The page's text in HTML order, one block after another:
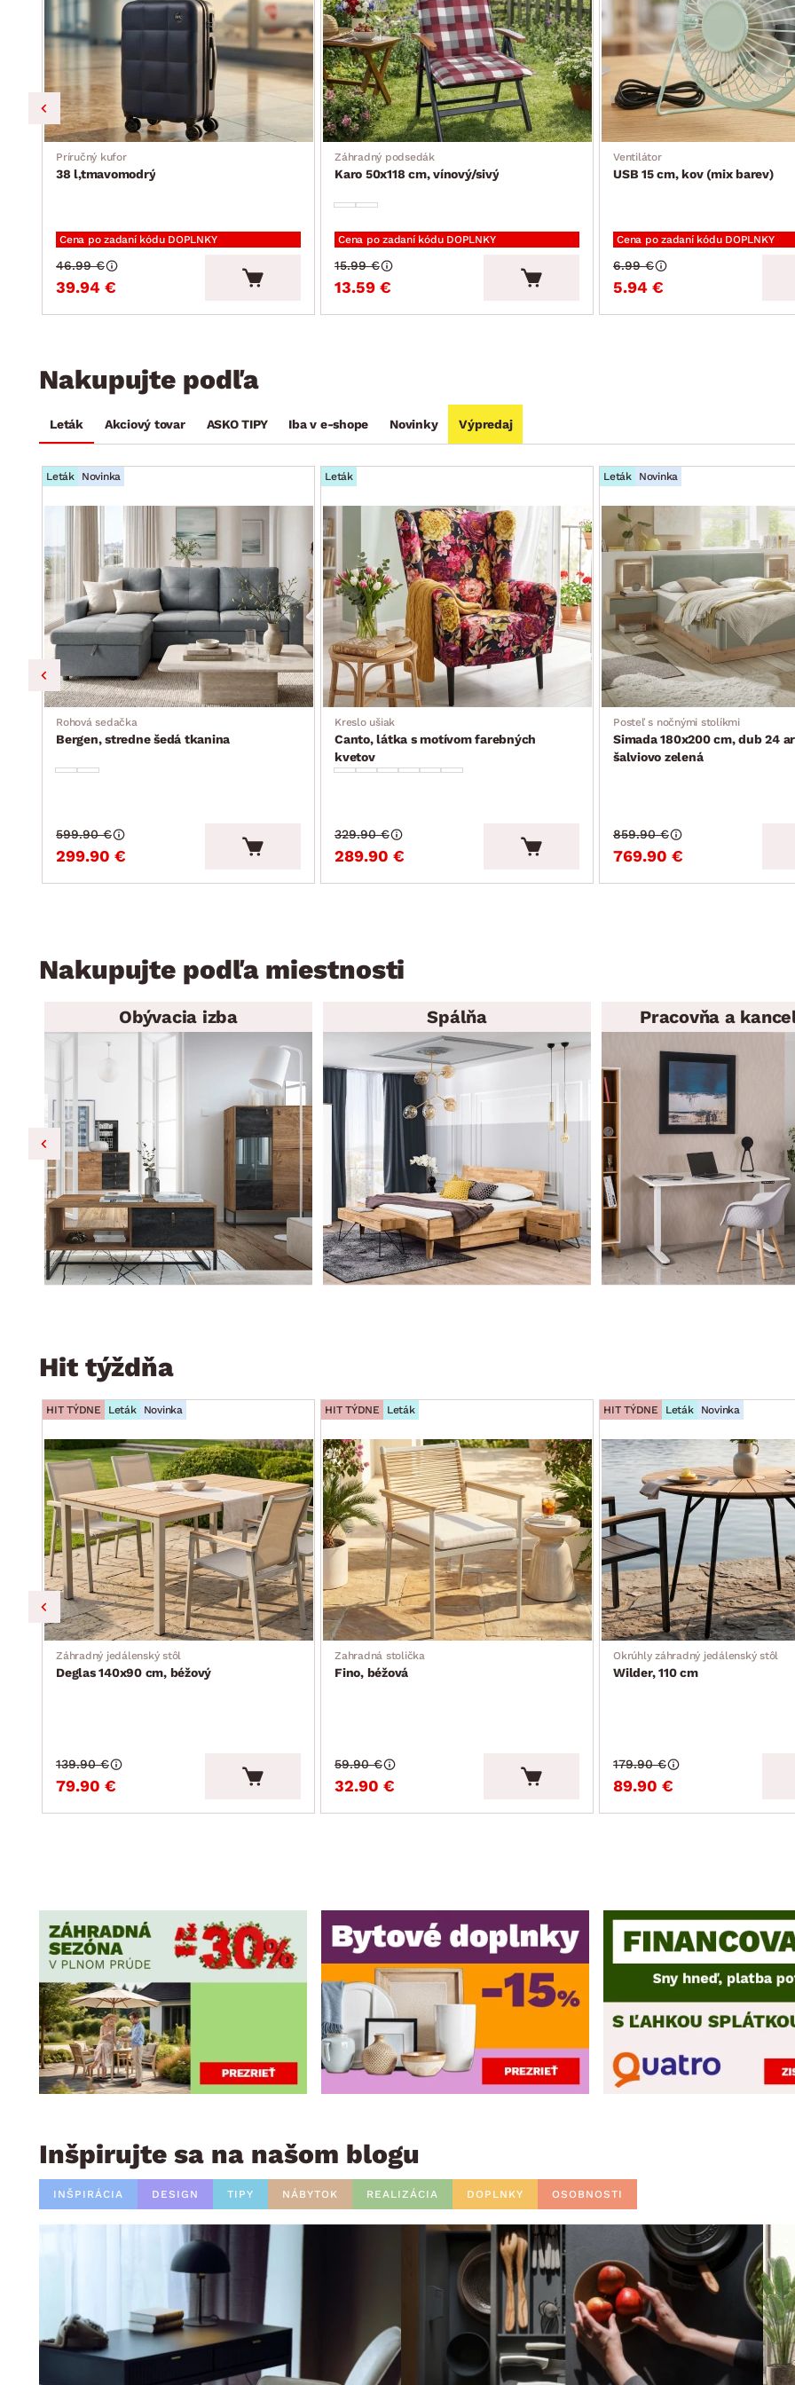
Príručný kufor
38 l,tmavomodrý
Cena po zadaní kódu DOPLNKY
39.94 €
46.99 €
Záhradný podsedák
Karo 50x118 cm, vínový/sivý
Cena po zadaní kódu DOPLNKY
13.59 €
15.99 €
Ventilátor
USB 15 cm, kov (mix barev)
Cena po zadaní kódu DOPLNKY
5.94 €
6.99 €
Nakupujte podľa
Leták Akciový tovar ASKO TIPY Iba v e-shope Novinky Výpredaj
Leták Novinka
Rohová sedačka
Bergen, stredne šedá tkanina
299.90 €
599.90 €
Leták
Kreslo ušiak
Canto, látka s motívom farebných
kvetov
289.90 €
329.90 €
Leták Novinka
Posteľ s nočnými stolíkmi
Simada 180x200 cm, dub 24
šalviovo zelená
769.90 €
859.90 €
Nakupujte podľa miestnosti
Obývacia izba Spálňa Pracovňa a
Hit týždňa
HIT TÝDNE Leták Novinka
Záhradný jedálenský stôl
Deglas 140x90 cm, béžový
79.90 €
139.90 €
HIT TÝDNE Leták
Zahradná stolička
Fino, béžová
32.90 €
59.90 €
HIT TÝDNE Leták Novinka
Okrúhly záhradný jedálenský stôl
Wilder, 110 cm
89.90 €
179.90 €
Inšpirujte sa na našom blogu
INŠPIRÁCIA DESIGN TIPY NÁBYTOK REALIZÁCIA DOPLNKY OSOBNOSTI